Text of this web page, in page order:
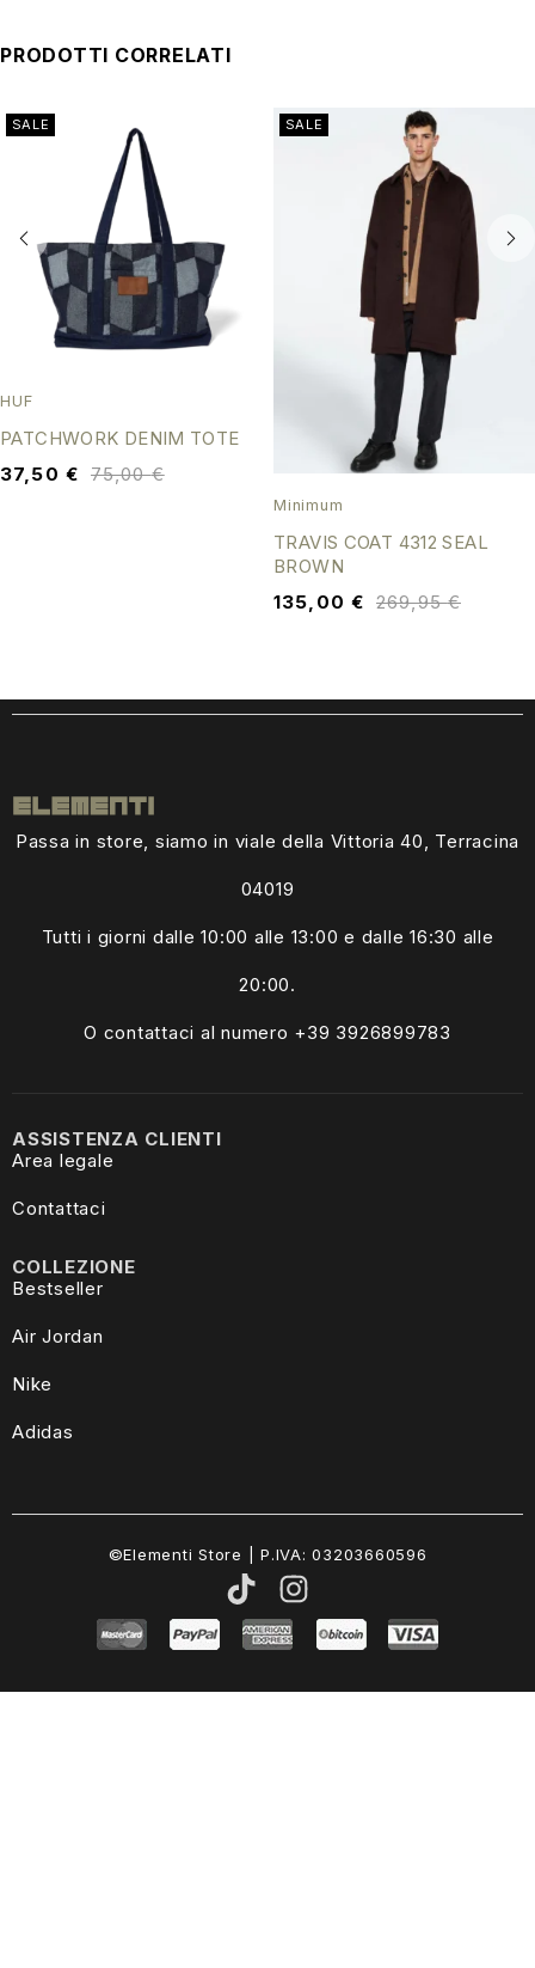
PRODOTTI CORRELATI
SALE
HUF
PATCHWORK DENIM TOTE
75,00€
37,50 €
SALE
Minimum
TRAVIS COAT 4312 SEAL
BROWN
269,95€
135,00 €
Passa in store, siamo in viale della Vittoria 40, Terracina
04019
Tutti i giorni dalle10:00 alle 13:00 e dalle 16:30 alle
20:00.
O contattaci al numero +39 3926899783
COLLEZIONE
Bestseller
Air Jordan
Nike
Adidas
ASSISTENZA CLIENTI
Area legale
Contattaci
©Elementi Store | P.IVA: 03203660596